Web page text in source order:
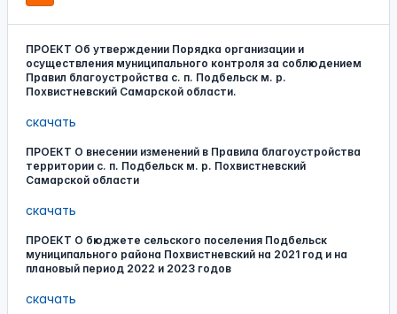
ПРОЕКТ Об утверждении Порядка организации и
осуществления муниципального контроля за соблюдением
Правил благоустройства с. п. Подбельск м. р.
Похвистневский Самарской области.
скачать
ПРОЕКТ О внесении изменений в Правила благоустройства
территории с. п. Подбельск м. р. Похвистневский
Самарской области
скачать
ПРОЕКТ О бюджете сельского поселения Подбельск
муниципального района Похвистневский на 2021 год и на
плановый период 2022 и 2023 годов
скачать